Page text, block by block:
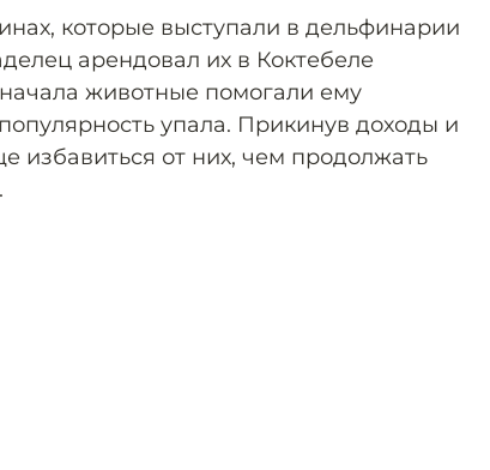
которые выступали в дельфинарии
арендовал их в Коктебеле
животные помогали ему
упала. Прикинув доходы и
избавиться от них, чем продолжать